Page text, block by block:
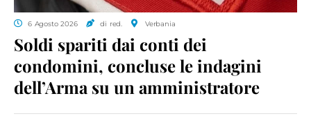
6 Agosto 2026 di red. Verbania
Soldi spariti dai conti dei
condomini, concluse le indagini
dell’Arma su un amministratore